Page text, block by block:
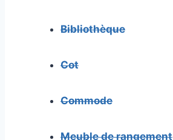
Bibliothèque
Cot
Commode
Meuble de rangement